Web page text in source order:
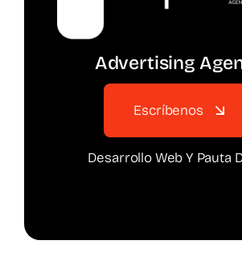
Advertising
Escríbenos
Desarrollo Web Y Pauta